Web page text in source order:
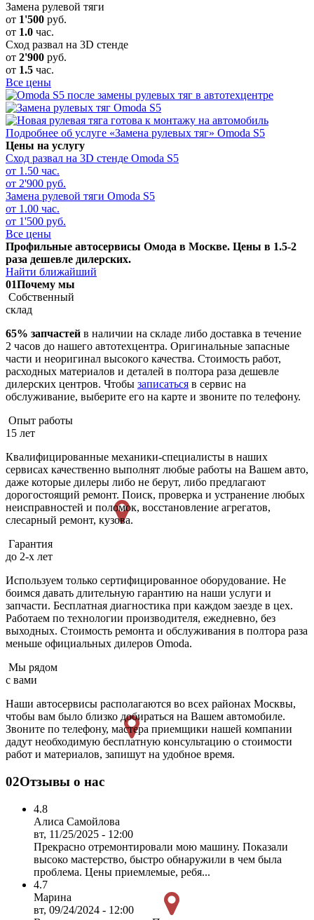
Замена рулевой тяги
от 1'500 руб.
от 1.0 час.
Сход развал на 3D стенде
от 2'900 руб.
от 1.5 час.
Все цены
Подробнее об услуге «Замена рулевых тяг» Omoda S5
Цены на услугу
Сход развал на 3D стенде Omoda S5
от 1.50 час.
от 2'900 руб.
Замена рулевой тяги Omoda S5
от 1.00 час.
от 1'500 руб.
Все цены
Профильные автосервисы Омода в Москве. Цены в 1.5-2
раза дешевле дилерских.
Найти ближайший
01Почему мы
Собственный
склад
65% запчастей в наличии на складе либо доставка в течение
2 часов до нашего автотехцентра. Оригинальные запасные
части и неоригинал высокого качества. Стоимость работ,
расходных материалов и деталей в полтора раза дешевле
дилерских центров. Чтобы записаться в сервис на
обслуживание, выберите его на карте и звоните по телефону.
Опыт работы
15 лет
Квалифицированные механики-специалисты в наших
сервисах качественно выполнят любые работы на Вашем авто,
даже которые дилеры либо не берут, либо предлагают
дорогостоящий ремонт. Поиск, проверка и устранение любых
неисправностей и поломок, восстановление агрегатов,
слесарный ремонт, кузова.
Гарантия
до 2-х лет
Используем только сертифицированное оборудование. Не
боимся давать длительную гарантию на наши услуги и
запчасти. Бесплатная диагностика при каждом заезде в цех.
Работаем по технологии производителя, ежедневно, без
выходных. Cтоимость ремонта и обслуживания в полтора раза
меньше официальных дилеров Omoda.
Мы рядом
с вами
Наши автосервисы располагаются во всех районах Москвы,
чтобы вам было близко добираться на Вашем автомобиле.
Звоните по телефону, мастера приемщики нашей компании
дадут необходимую бесплатную консультацию о стоимости
работ и материалов, запишут на удобное время.
02Отзывы о нас
4.8
Алиса Самойлова
вт, 11/25/2025 - 12:00
Прекрасно отремонтировали мою машину. Показали
высоко мастерство, быстро обнаружили в чем была
проблема. Цены приемлемые, ребя...
4.7
Марина
вт, 09/24/2024 - 12:00